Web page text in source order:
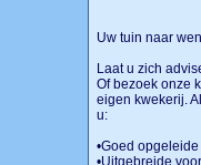
Uw tuin naar
Laat u zich
Of bezoek onze
eigen kwekerij.
u:
•Goed
•Uitgebreide